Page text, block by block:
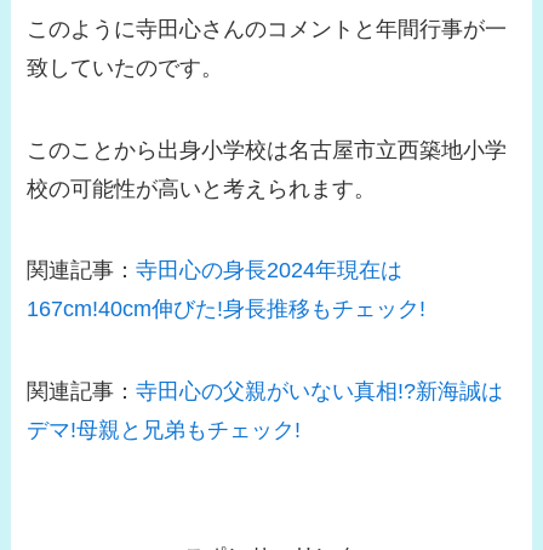
このように寺田心さんのコメントと年間行事が一
致していたのです。
このことから出身小学校は名古屋市立西築地小学
校の可能性が高いと考えられます。
関連記事：寺田心の身長2024年現在は
167cm!40cm伸びた!身長推移もチェック!
関連記事：寺田心の父親がいない真相!?新海誠は
デマ!母親と兄弟もチェック!